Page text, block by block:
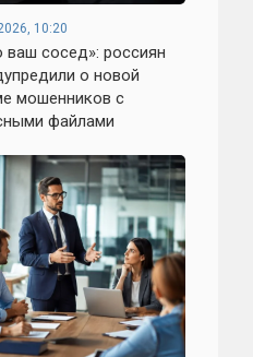
10:20
ваш сосед»: россиян
о новой
мошенников с
файлами